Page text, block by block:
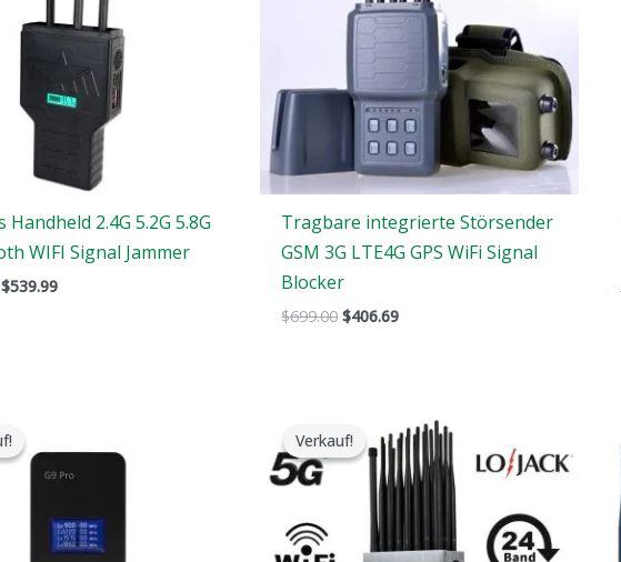
Handheld 2.4G 5.2G 5.8G
WIFI Signal Jammer
$539.99
Tragbare integrierte Störsender
GSM 3G LTE4G GPS WiFi Signal
Blocker
$699.00 $406.69
ursprüngliche
Preis
war:
Preis
ist:
Verkauf!
Verkauf!
ursprüngliche
Preis
war:
$1,599.00.
aktuelle
Preis
ist:
$829.88.